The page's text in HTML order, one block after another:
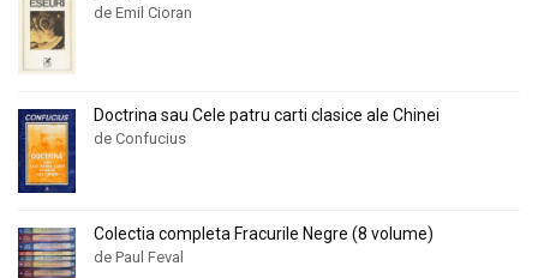
de Emil Cioran
Doctrina sau Cele patru carti clasice ale Chinei
de Confucius
Colectia completa Fracurile Negre (8 volume)
de Paul Feval